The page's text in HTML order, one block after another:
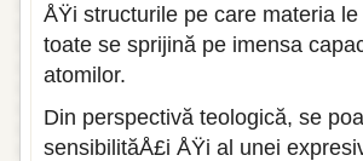
ÅŸi structurile pe care materia
toate se sprijină pe imensa
atomilor.
Din perspectivă teologică, se
sensibilităÅ£i ÅŸi al unei